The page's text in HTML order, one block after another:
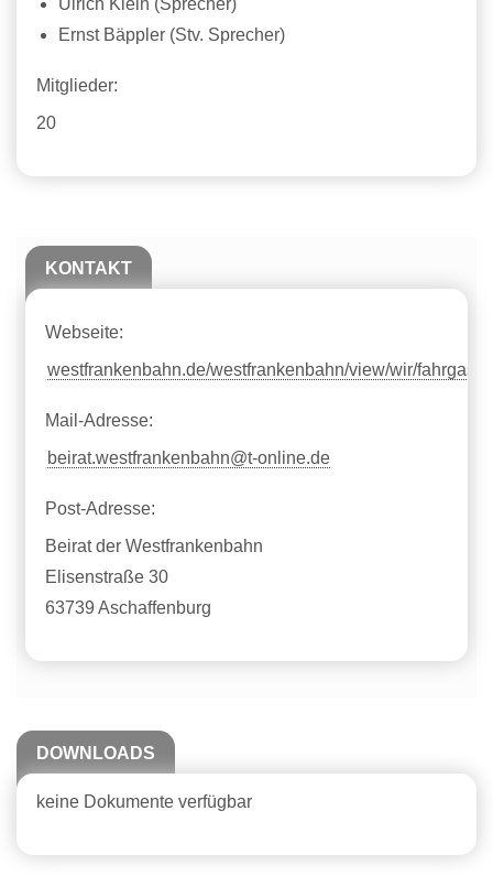
Ernst Bäppler (Stv. Sprecher)
Mitglieder:
20
KONTAKT
Webseite:
westfrankenbahn.de/westfrankenbahn/view/wir/
Mail-Adresse:
beirat.westfrankenbahn@t-online.de
Post-Adresse:
Beirat der Westfrankenbahn
Elisenstraße 30
63739 Aschaffenburg
DOWNLOADS
keine Dokumente verfügbar